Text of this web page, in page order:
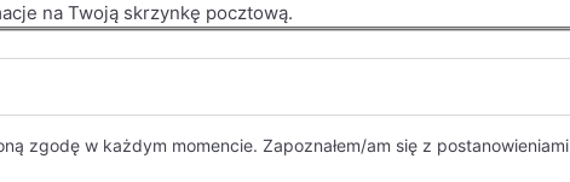
na Twoją skrzynkę pocztową.
zgodę w każdym momencie. Zapoznałem/am się z postanowieniami